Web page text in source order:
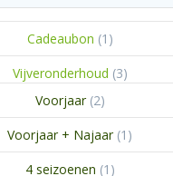
Cadeaubon 1 1
product
Vijveronderhoud 33
Voorjaar 22
producten
Voorjaar + Najaar 1 1
product
4 seizoenen 1 1